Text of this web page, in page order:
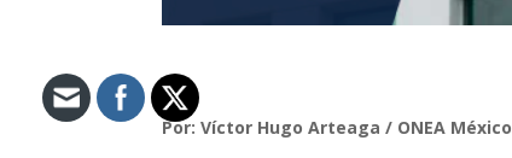
Por: Víctor Hugo Arteaga / ONEA México